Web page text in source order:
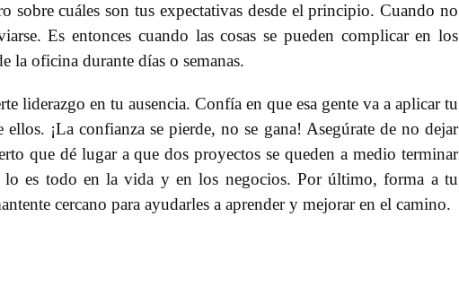
sobre cuáles son tus expectativas desde el principio. Cuando no
Es entonces cuando las cosas se pueden complicar en los
la oficina durante días o semanas.
liderazgo en tu ausencia. Confía en que esa gente va a aplicar tu
¡La confianza se pierde, no se gana! Asegúrate de no dejar
que dé lugar a que dos proyectos se queden a medio terminar
lo es todo en la vida y en los negocios. Por último, forma a tu
cercano para ayudarles a aprender y mejorar en el camino.